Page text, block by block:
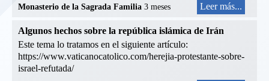
Monasterio de la Sagrada Familia 3 meses Leer más...
Algunos hechos sobre la república islámica de Irán
Este tema lo tratamos en el siguiente artículo:
https://www.vaticanocatolico.com/herejia-protestante-sobre-
israel-refutada/